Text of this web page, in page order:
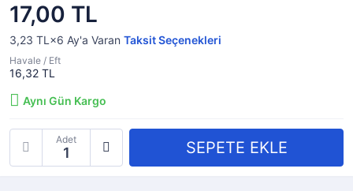
17,00 TL
3,23 TL×6 Ay'a Varan Taksit Seçenekleri
Havale / Eft
16,32 TL
Aynı Gün Kargo
Adet